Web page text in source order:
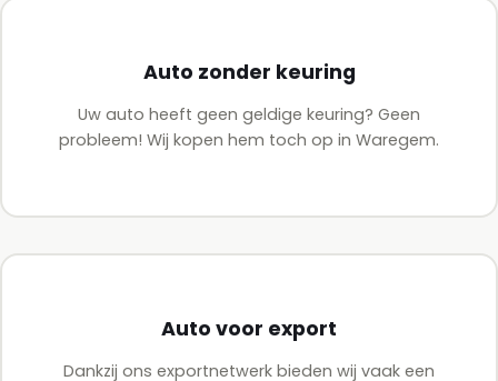
Auto zonder keuring
Uw auto heeft geen geldige keuring? Geen
probleem! Wij kopen hem toch op in Waregem.
Auto voor export
Dankzij ons exportnetwerk bieden wij vaak een